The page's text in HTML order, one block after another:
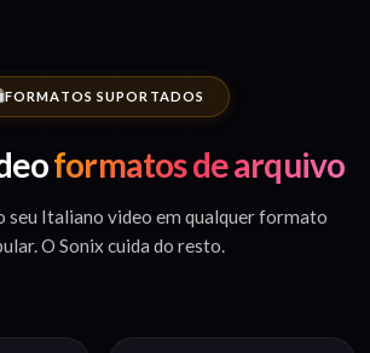
FORMATOS SUPORTADOS
formatos de arquivo
seu Italiano video em qualquer formato
O Sonix cuida do resto.